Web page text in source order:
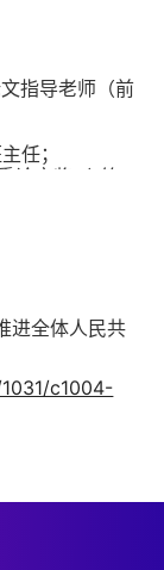
出版社，即将
代中央银行制
；
、金融系统性
年第8期；
产泡沫与“双
估计，
发展：投资与
会委员
年论坛会员
Society
员会委员
Group成员
理研究院（国
专业组执行委
源建设咨询委
至今
指导老师（前
任；
研工作先进
奖，2018
大学，2009-
2007年；
进全体人民共
c1004-
词》， 中新社
SH/2023-